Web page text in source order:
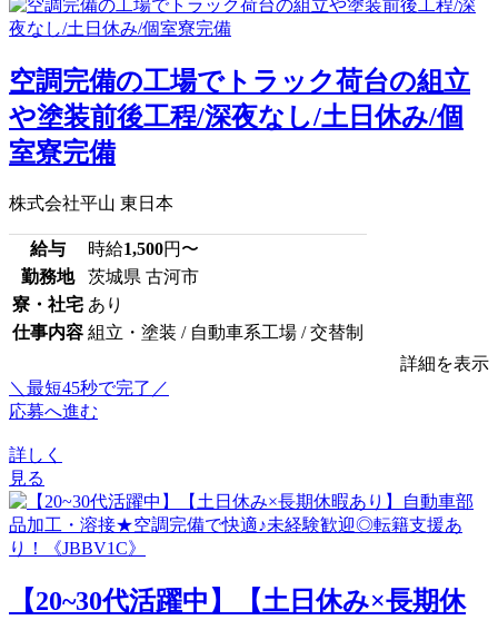
空調完備の工場でトラック荷台の組立
や塗装前後工程/深夜なし/土日休み/個
室寮完備
株式会社平山 東日本
給与 時給1,500円〜
勤務地
茨城県 古河市
寮・社宅 あり
仕事内容 組立・塗装 / 自動車系工場 / 交替制
詳細を表示
＼最短45秒で完了／
応募へ進む
詳しく
見る
【20~30代活躍中】【土日休み×長期休